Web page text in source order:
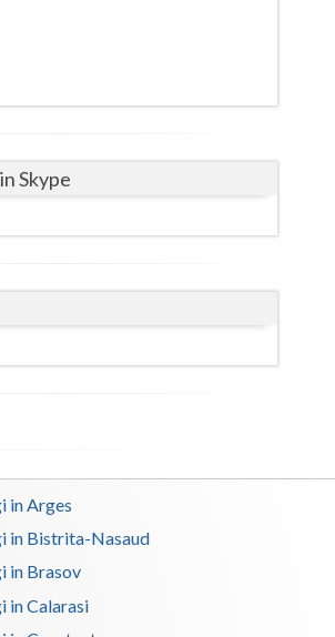
Satu-Mare
Vrancea
Skype
in Arges
in Bistrita-Nasaud
in Brasov
in Calarasi